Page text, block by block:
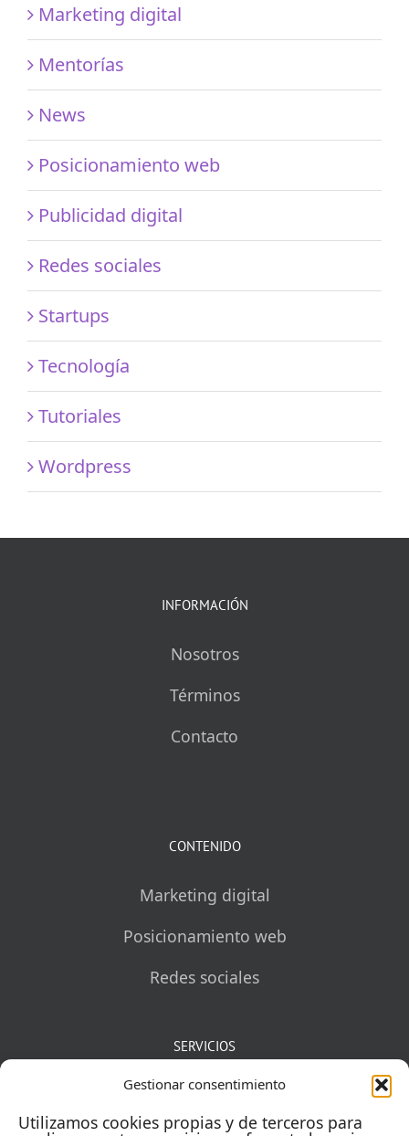
Gestionar consentimiento
Utilizamos cookies propias y de terceros para
Marketing digital
Mentorías
News
Posicionamiento web
Publicidad digital
Redes sociales
Startups
Tecnología
Tutoriales
Wordpress
INFORMACIÓN
Nosotros
Términos
Contacto
CONTENIDO
Marketing digital
Posicionamiento web
Redes sociales
SERVICIOS
Mentorías